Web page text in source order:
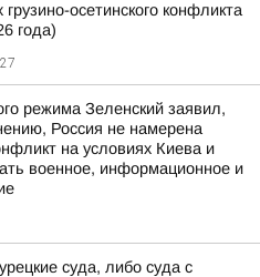
грузино-осетинского конфликта
года)
режима Зеленский заявил,
Россия не намерена
на условиях Киева и
военное, информационное и
суда, либо суда с